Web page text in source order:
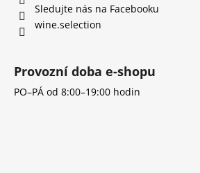
Sledujte nás na Facebooku
wine.selection
Provozní doba e-shopu
PO–PÁ od 8:00–19:00 hodin